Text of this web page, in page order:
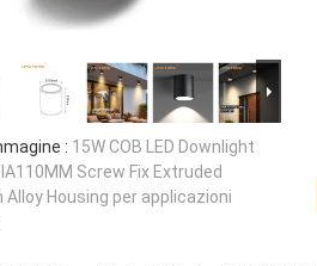
: 15W COB LED Downlight
Screw Fix Extruded
Alloy Housing per applicazioni